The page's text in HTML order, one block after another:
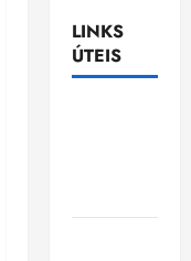
LINKS
ÚTEIS